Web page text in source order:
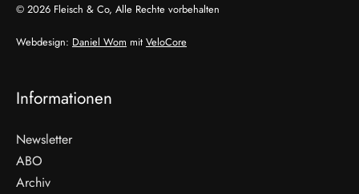
© 2026 Fleisch & Co, Alle Rechte vorbehalten
Webdesign: Daniel Wom mit VeloCore
Informationen
Newsletter
ABO
Archiv